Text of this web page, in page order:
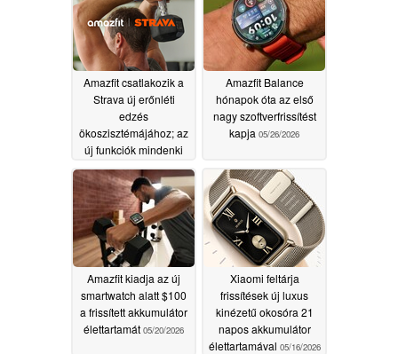
Amazfit csatlakozik a
Strava új erőnléti
edzés
ökoszisztémájához; az
új funkciók mindenki
számára ingyenesek
05/26/2026
Amazfit Balance
hónapok óta az első
nagy szoftverfrissítést
kapja 05/26/2026
Amazfit kiadja az új
smartwatch alatt $100
a frissített akkumulátor
élettartamát 05/20/2026
Xiaomi feltárja
frissítések új luxus
kinézetű okosóra 21
napos akkumulátor
élettartamával 05/16/2026